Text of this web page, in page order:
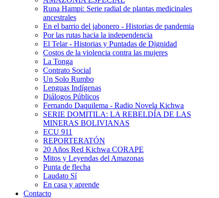
Runa Hampi: Serie radial de plantas medicinales
ancestrales
En el barrio del jabonero - Historias de pandemia
Por las rutas hacia la independencia
El Telar - Historias y Puntadas de Dignidad
Costos de la violencia contra las mujeres
La Tonga
Contrato Social
Un Solo Rumbo
Lenguas Indígenas
Diálogos Públicos
Fernando Daquilema - Radio Novela Kichwa
SERIE DOMITILA: LA REBELDÍA DE LAS
MINERAS BOLIVIANAS
ECU 911
REPORTERATÓN
20 Años Red Kichwa CORAPE
Mitos y Leyendas del Amazonas
Punta de flecha
Laudato Sí
En casa y aprende
Contacto